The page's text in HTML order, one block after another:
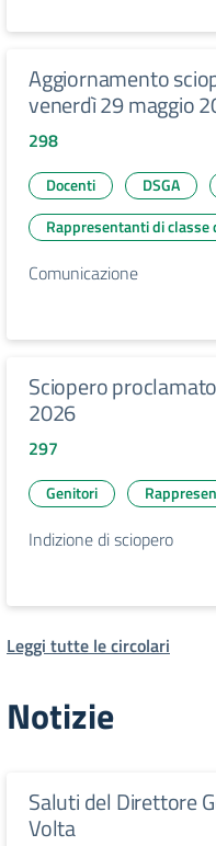
Aggiornamento
venerdì 29 maggio
298
Docenti DSGA
Rappresentanti di classe
Comunicazione
Sciopero
2026
297
Genitori
Indizione di sciopero
Leggi tutte le circolari
Notizie
Saluti del Direttore
Volta